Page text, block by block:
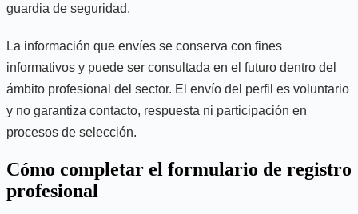
guardia de seguridad.
La información que envíes se conserva con fines
informativos y puede ser consultada en el futuro dentro del
ámbito profesional del sector. El envío del perfil es voluntario
y no garantiza contacto, respuesta ni participación en
procesos de selección.
Cómo completar el formulario de registro
profesional